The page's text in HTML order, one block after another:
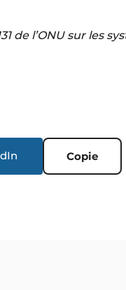
de l’ONU sur les
Copie